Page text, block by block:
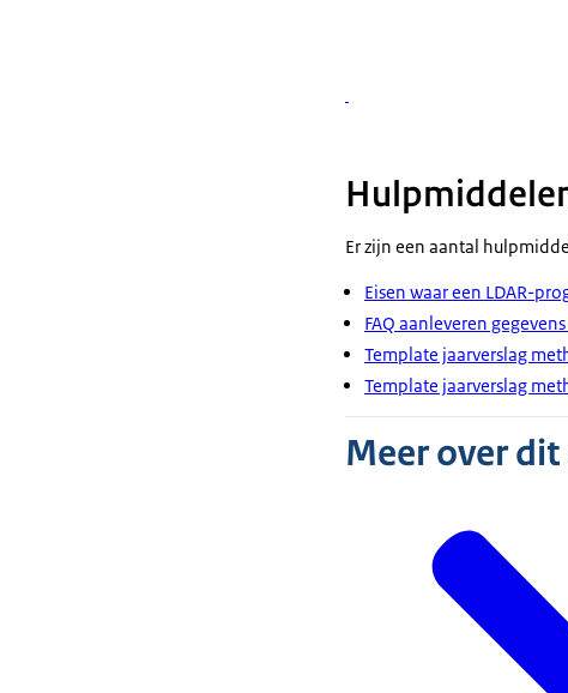
Er zijn een aantal
Eisen waar een LDAR-
FAQ aanleveren
Template jaarverslag
Template jaarverslag
Meer over